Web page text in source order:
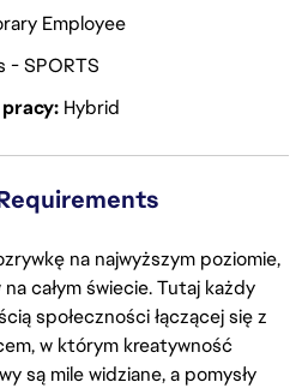
Employee
- SPORTS
pracy Hybrid
na najwyższym poziomie,
całym świecie. Tutaj każdy
społeczności łączącej się z
w którym kreatywność
są mile widziane, a pomysły